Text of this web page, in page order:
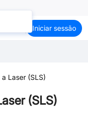
Iniciar sessão
Laser (SLS)
(SLS)